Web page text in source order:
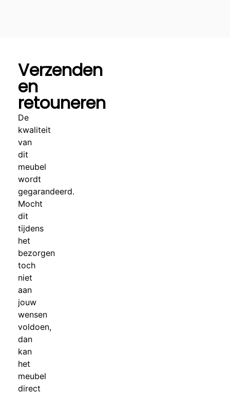
Verzenden
en
retouneren
De
kwaliteit
van
dit
meubel
wordt
gegarandeerd.
Mocht
dit
tijdens
het
bezorgen
toch
niet
aan
jouw
wensen
voldoen,
dan
kan
het
meubel
direct